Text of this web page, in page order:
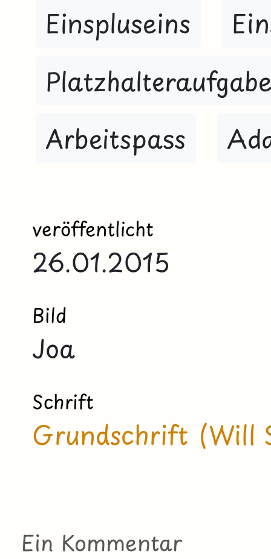
Einspluseins
Arbeitspass
veröffentlicht
26.01.2015
Bild
Joa
Schrift
Grundschrift (Will
Ein Kommentar